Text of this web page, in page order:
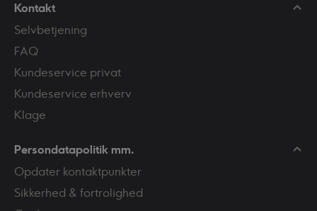
Kontakt
Selvbetjening
FAQ
Kundeservice privat
Kundeservice erhverv
Klage
Persondatapolitik mm.
Opdater kontaktpunkter
Sikkerhed & fortrolighed